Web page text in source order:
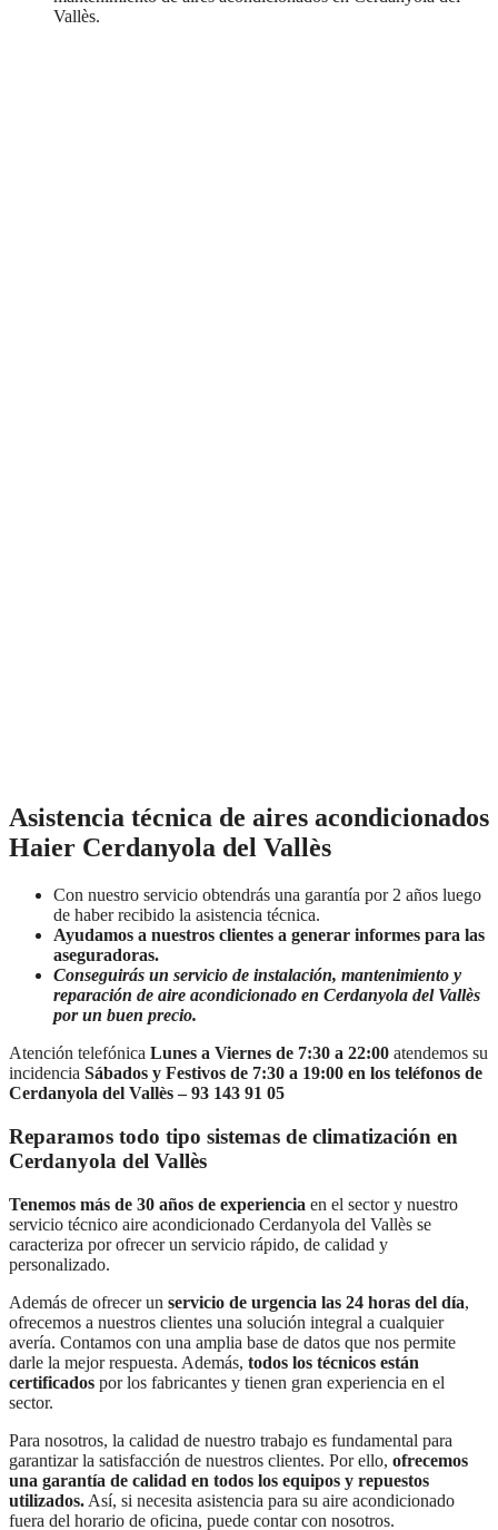
Vallès.
Asistencia técnica de aires acondicionados
Haier Cerdanyola del Vallès
Con nuestro servicio obtendrás una garantía por 2 años luego
de haber recibido la asistencia técnica.
Ayudamos a nuestros clientes a generar informes para las
aseguradoras.
Conseguirás un servicio de instalación, mantenimiento y
reparación de aire acondicionado en Cerdanyola del Vallès
por un buen precio.
Atención telefónica Lunes a Viernes de 7:30 a 22:00 atendemos su
incidencia Sábados y Festivos de 7:30 a 19:00 en los teléfonos de
Cerdanyola del Vallès – 93 143 91 05
Reparamos todo tipo sistemas de climatización en
Cerdanyola del Vallès
Tenemos más de 30 años de experiencia en el sector y nuestro
servicio técnico aire acondicionado Cerdanyola del Vallès se
caracteriza por ofrecer un servicio rápido, de calidad y
personalizado.
Además de ofrecer un servicio de urgencia las 24 horas del día,
ofrecemos a nuestros clientes una solución integral a cualquier
avería. Contamos con una amplia base de datos que nos permite
darle la mejor respuesta. Además, todos los técnicos están
certificados por los fabricantes y tienen gran experiencia en el
sector.
Para nosotros, la calidad de nuestro trabajo es fundamental para
garantizar la satisfacción de nuestros clientes. Por ello, ofrecemos
una garantía de calidad en todos los equipos y repuestos
utilizados. Así, si necesita asistencia para su aire acondicionado
fuera del horario de oficina, puede contar con nosotros.